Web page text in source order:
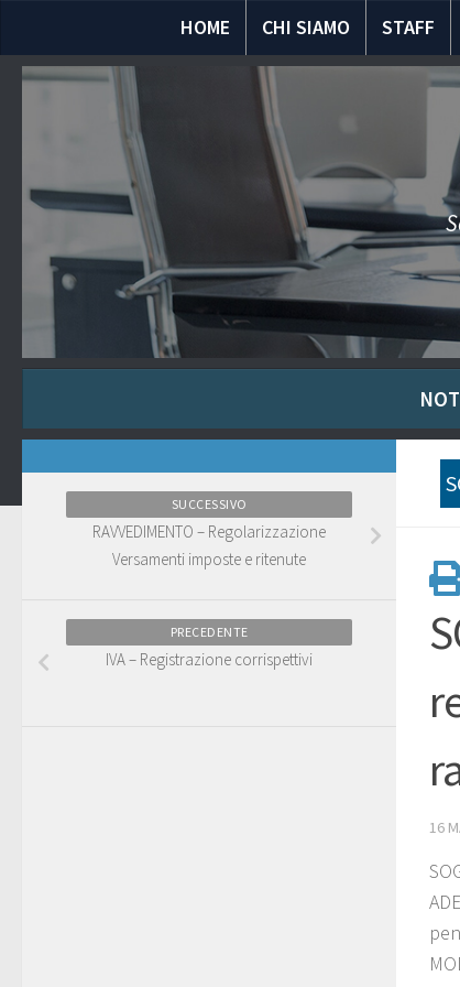
HOME CHI SIAMO STAFF
16
SUCCESSIVO
RAVVEDIMENTO – Regolarizzazione
Versamenti imposte e ritenute
PRECEDENTE
IVA – Registrazione corrispettivi